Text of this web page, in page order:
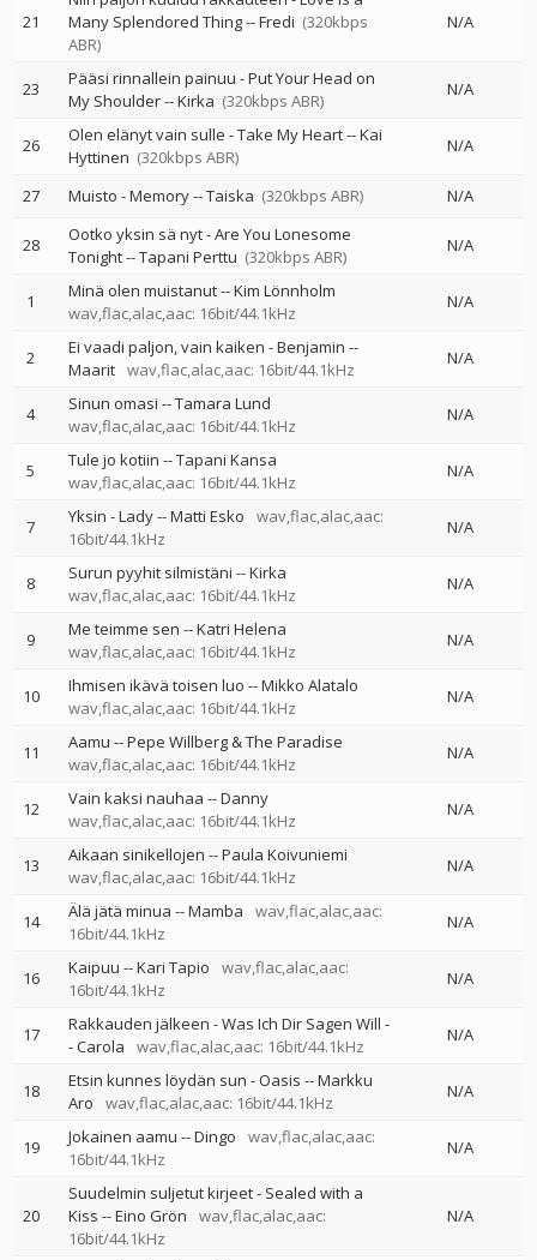
21
Many Splendored Thing--Fredi (320kbps
ABR)
N/A
23
Pääsi rinnallein painuu - Put Your Head on
My Shoulder--Kirka (320kbps ABR)
N/A
26 Olen elänyt vain sulle - Take My Heart--Kai
Hyttinen (320kbps ABR)
N/A
27 Muisto - Memory--Taiska (320kbps ABR) N/A
28
Ootko yksin sä nyt - Are You Lonesome
Tonight--Tapani Perttu (320kbps ABR)
N/A
1 Minä olen muistanut--Kim Lönnholm
wav,flac,alac,aac: 16bit/44.1kHz
N/A
2 Ei vaadi paljon, vain kaiken - Benjamin --
Maarit wav,flac,alac,aac: 16bit/44.1kHz
N/A
4 Sinun omasi --Tamara Lund
wav,flac,alac,aac: 16bit/44.1kHz
N/A
5 Tule jo kotiin --Tapani Kansa
wav,flac,alac,aac: 16bit/44.1kHz
N/A
7 Yksin - Lady--Matti Esko
wav,flac,alac,aac:
16bit/44.1kHz
N/A
8 Surun pyyhit silmistäni --Kirka
wav,flac,alac,aac: 16bit/44.1kHz
N/A
9 Me teimme sen --Katri Helena
wav,flac,alac,aac: 16bit/44.1kHz
N/A
10 Ihmisen ikävä toisen luo --Mikko Alatalo
wav,flac,alac,aac: 16bit/44.1kHz
N/A
11 Aamu --Pepe Willberg & The Paradise
wav,flac,alac,aac: 16bit/44.1kHz
N/A
12 Vain kaksi nauhaa --Danny
wav,flac,alac,aac: 16bit/44.1kHz
N/A
13 Aikaan sinikellojen --Paula Koivuniemi
wav,flac,alac,aac: 16bit/44.1kHz
N/A
14 Älä jätä minua --Mamba
wav,flac,alac,aac:
16bit/44.1kHz
N/A
16 Kaipuu --Kari Tapio
wav,flac,alac,aac:
16bit/44.1kHz
N/A
17 Rakkauden jälkeen - Was Ich Dir Sagen Will -
-Carola wav,flac,alac,aac: 16bit/44.1kHz
N/A
18 Etsin kunnes löydän sun - Oasis --Markku
Aro
wav,flac,alac,aac: 16bit/44.1kHz
N/A
19 Jokainen aamu --Dingo
wav,flac,alac,aac:
16bit/44.1kHz
N/A
20
Suudelmin suljetut kirjeet - Sealed with a
Kiss --Eino Grön
wav,flac,alac,aac:
16bit/44.1kHz
N/A